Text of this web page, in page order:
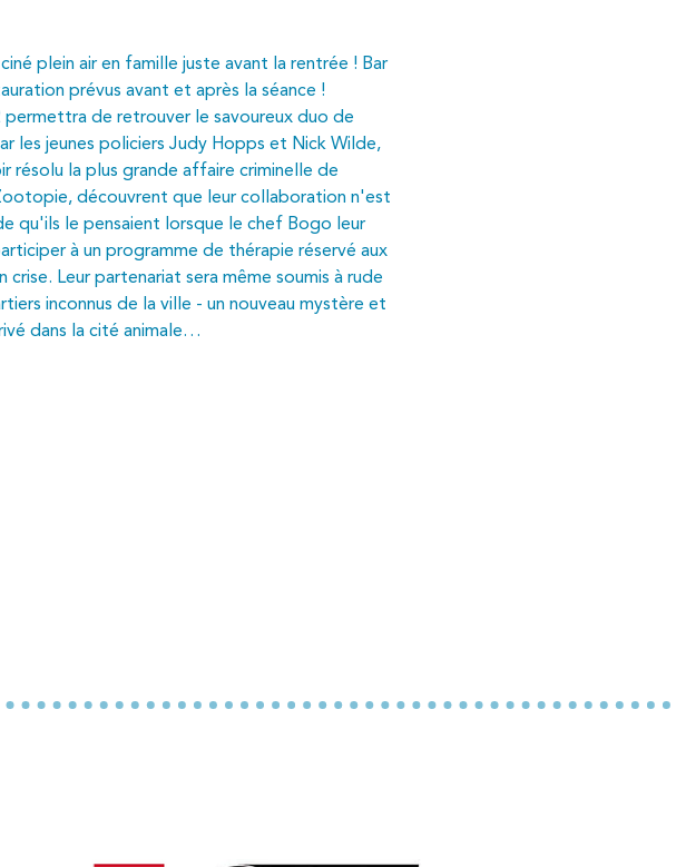
plein air en famille juste avant la rentrée ! Bar
prévus avant et après la séance !
permettra de retrouver le savoureux duo de
les jeunes policiers Judy Hopps et Nick Wilde,
résolu la plus grande affaire criminelle de
découvrent que leur collaboration n'est
qu'ils le pensaient lorsque le chef Bogo leur
à un programme de thérapie réservé aux
crise. Leur partenariat sera même soumis à rude
inconnus de la ville - un nouveau mystère et
dans la cité animale…